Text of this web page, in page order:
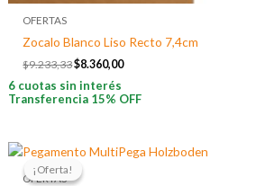
OFERTAS
Zocalo Blanco Liso Recto 7,4cm
$9.233,33$8.360,00
6 cuotas sin interés
Transferencia 15% OFF
¡Oferta!
¡Oferta!
OFERTAS
El
original
El
precio